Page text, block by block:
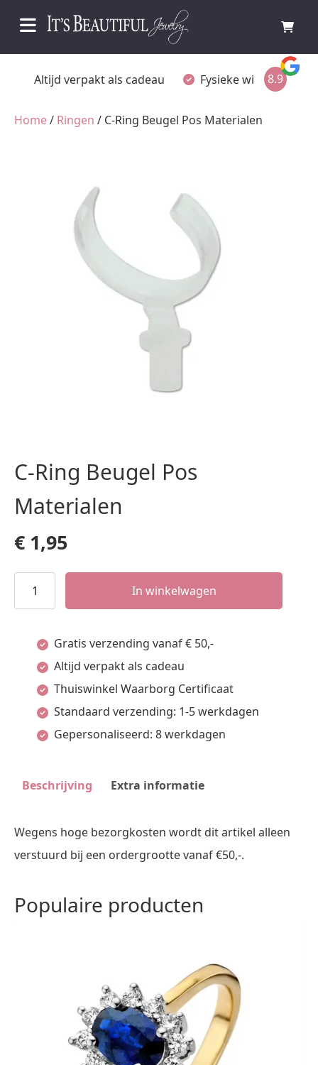
Fysieke winkel in Ommen Gratis achteraf betalen
8.9
Home/ Ringen / C-Ring Beugel Pos Materialen
C-Ring Beugel Pos
Materialen
€ 1,95
Ring
Materialen
aantal
In winkelwagen
Gratis verzending vanaf € 50,-
Altijd verpakt als cadeau
Thuiswinkel Waarborg Certificaat
Standaard verzending: 1-5 werkdagen
Gepersonaliseerd: 8 werkdagen
Beschrijving Extra informatie
Wegens hoge bezorgkosten wordt dit artikel alleen
verstuurd bij een ordergrootte vanaf €50,-.
Populaire producten